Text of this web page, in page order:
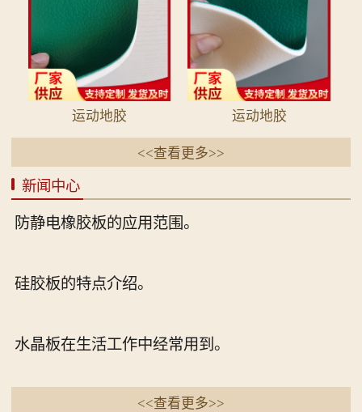
运动地胶 运动地胶
<<查看更多>>
新闻中心
防静电橡胶板的应用范围。
硅胶板的特点介绍。
水晶板在生活工作中经常用到。
<<查看更多>>